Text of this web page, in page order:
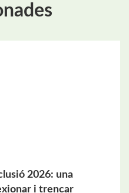
2026: una
i trencar